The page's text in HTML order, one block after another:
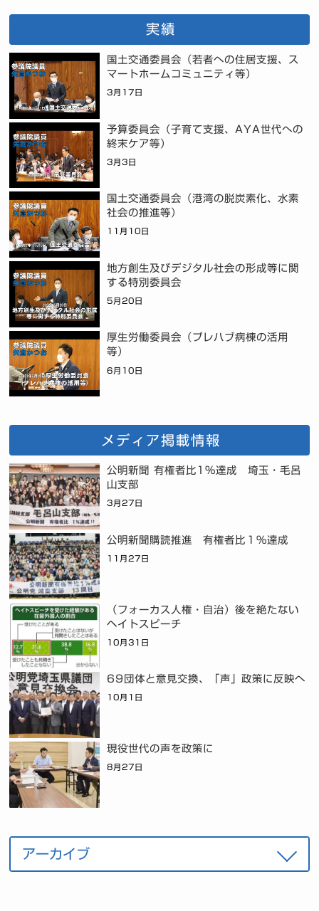
実績
国土交通委員会（若者への住居支援、ス
マートホームコミュニティ等）
3月17日
予算委員会（子育て支援、AYA世代への
終末ケア等）
3月3日
国土交通委員会（港湾の脱炭素化、水素
社会の推進等）
11月10日
地方創生及びデジタル社会の形成等に関
する特別委員会
5月20日
厚生労働委員会（プレハブ病棟の活用
等）
6月10日
メディア掲載情報
公明新聞 有権者比1%達成 埼玉・毛呂
山支部
3月27日
公明新聞購読推進 有権者比１％達成
11月27日
（フォーカス人権・自治）後を絶たない
ヘイトスピーチ
10月31日
69団体と意見交換、「声」政策に反映へ
10月1日
現役世代の声を政策に
8月27日